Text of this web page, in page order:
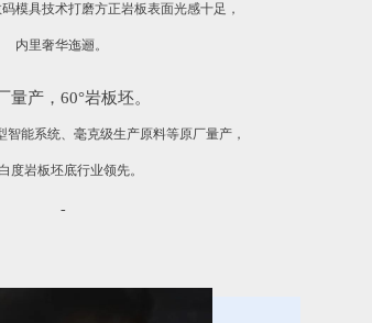
模具技术打磨方正岩板表面光感十足，
内里奢华迤逦。
量产，60°岩板坯。
智能系统、毫克级生产原料等原厂量产，
度岩板坯底行业领先。
-